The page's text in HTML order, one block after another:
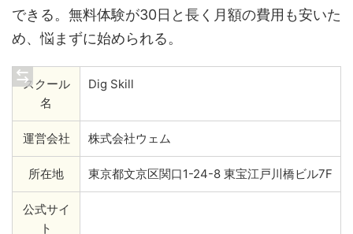
できる。無料体験が30日と長く月額の費用も安いた
め、悩まずに始められる。
スクール
名
Dig Skill
運営会社 株式会社ウェム
所在地 東京都文京区関口1-24-8 東宝江戸川橋ビル7F
公式サイ
ト